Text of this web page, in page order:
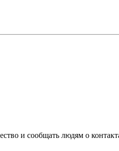
и сообщать людям о